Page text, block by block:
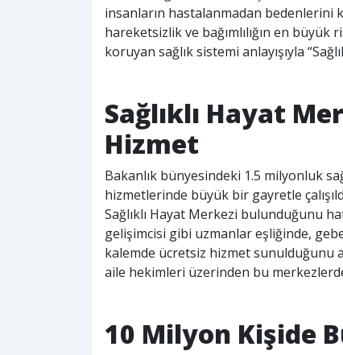
insanların hastalanmadan bedenlerini
hareketsizlik ve bağımlılığın en büyük
koruyan sağlık sistemi anlayışıyla
Sağlıklı Hayat
Hizmet
Bakanlık bünyesindeki 1.5 milyonluk
hizmetlerinde büyük bir gayretle
Sağlıklı Hayat Merkezi bulunduğunu
gelişimcisi gibi uzmanlar eşliğinde,
kalemde ücretsiz hizmet sunulduğunu
aile hekimleri üzerinden bu
10 Milyon Kişide